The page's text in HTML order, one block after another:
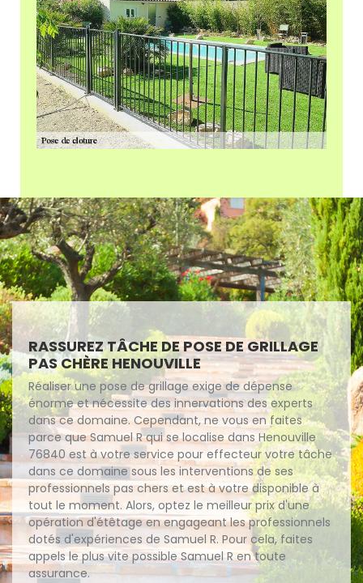
RASSUREZ TÂCHE DE POSE DE GRILLAGE
PAS CHÈRE HENOUVILLE
Réaliser une pose de grillage exige de dépense
énorme et nécessite des innervations des experts
dans ce domaine. Cependant, ne vous en faites
parce que Samuel R qui se localise dans Henouville
76840 est à votre service pour effecteur votre tâche
dans ce domaine sous les interventions de ses
professionnels pas chers et est à votre disponible à
tout le moment. Alors, optez le meilleur prix d'une
opération d'étêtage en engageant les professionnels
dotés d'expériences de Samuel R. Pour cela, faites
appels le plus vite possible Samuel R en toute
assurance.